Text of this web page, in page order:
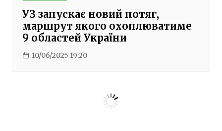
УЗ запускає новий потяг,
маршрут якого охоплюватиме
9 областей України
10/06/2025 19:20